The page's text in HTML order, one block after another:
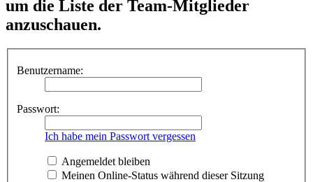
um die Liste der Team-Mitglieder
anzuschauen.
Benutzername:
Passwort:
Ich habe mein Passwort vergessen
Angemeldet bleiben
Meinen Online-Status während dieser Sitzung